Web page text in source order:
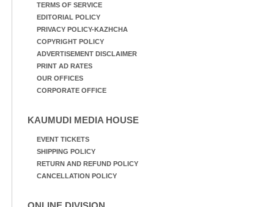
TERMS OF SERVICE
EDITORIAL POLICY
PRIVACY POLICY-KAZHCHA
COPYRIGHT POLICY
ADVERTISEMENT DISCLAIMER
PRINT AD RATES
OUR OFFICES
CORPORATE OFFICE
KAUMUDI MEDIA HOUSE
EVENT TICKETS
SHIPPING POLICY
RETURN AND REFUND POLICY
CANCELLATION POLICY